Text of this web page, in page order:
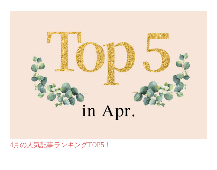
4月の人気記事ランキングTOP5！